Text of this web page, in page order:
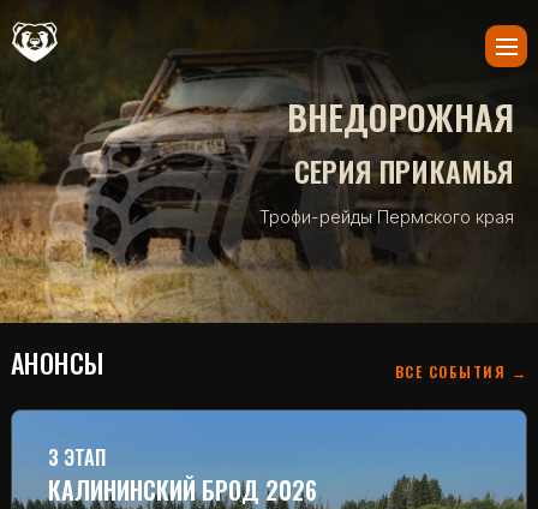
ВНЕДОРОЖНАЯ
СЕРИЯ ПРИКАМЬЯ
Трофи-рейды Пермского края
АНОНСЫ ВСЕ СОБЫТИЯ →
3 ЭТАП
КАЛИНИНСКИЙ БРОД 2026